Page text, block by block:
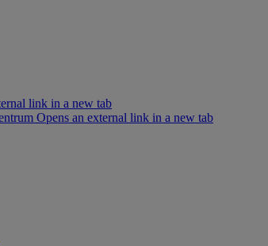
link in a new tab
Opens an external link in a new tab